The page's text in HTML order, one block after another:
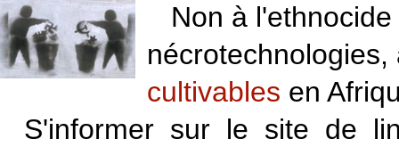
Non à l'ethnocide
cultivables en
S'informer sur le site de